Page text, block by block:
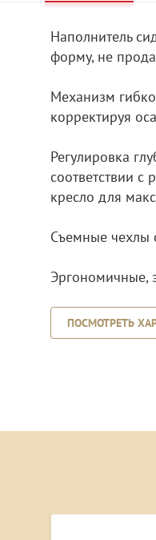
Наполнитель
форму, не
Механизм
корректируя
Регулировка
соответствии
кресло для
Cъемные чехлы
Эргономичные,
ПОСМОТРЕТЬ